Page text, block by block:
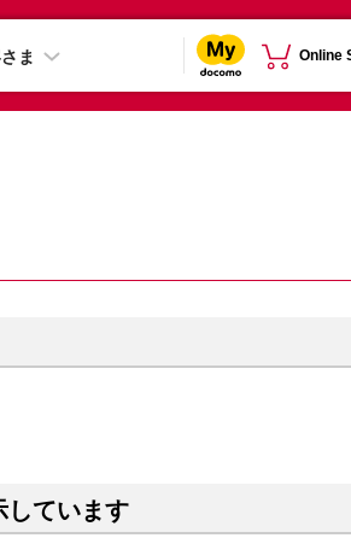
ま Online
しています